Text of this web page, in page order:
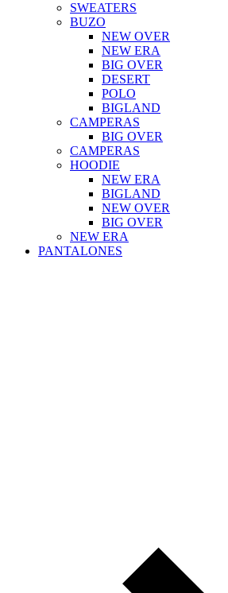
SWEATERS
BUZO
NEW OVER
NEW ERA
BIG OVER
DESERT
POLO
BIGLAND
CAMPERAS
BIG OVER
CAMPERAS
HOODIE
NEW ERA
BIGLAND
NEW OVER
BIG OVER
NEW ERA
PANTALONES